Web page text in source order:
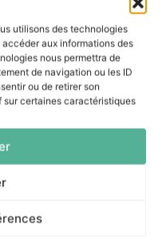
utilisons des technologies
aux informations des
nous permettra de
de navigation ou les ID
ou de retirer son
certaines caractéristiques
catégorie
de Google, ou le